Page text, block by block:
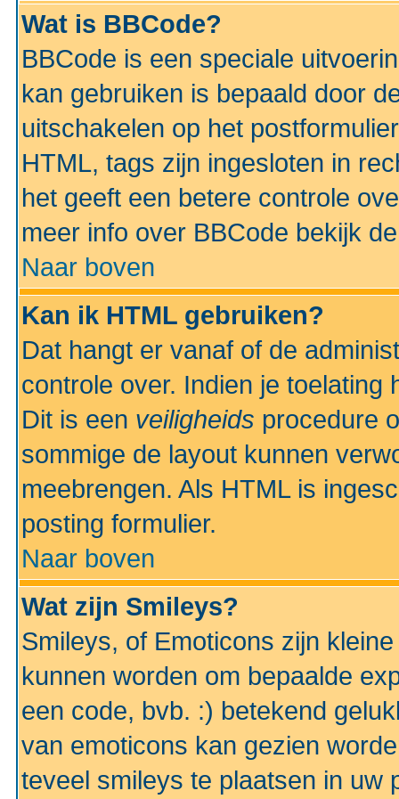
Wat is BBCode?
BBCode is een speciale
kan gebruiken is bepaald door
uitschakelen op het
HTML, tags zijn ingesloten in
het geeft een betere controle
meer info over BBCode bekijk
Naar boven
Kan ik HTML gebruiken?
Dat hangt er vanaf of de
controle over. Indien je
Dit is een veiligheids procedure
sommige de layout kunnen
meebrengen. Als HTML is
posting formulier.
Naar boven
Wat zijn Smileys?
Smileys, of Emoticons zijn
kunnen worden om bepaalde
een code, bvb. :) betekend
van emoticons kan gezien
teveel smileys te plaatsen in uw